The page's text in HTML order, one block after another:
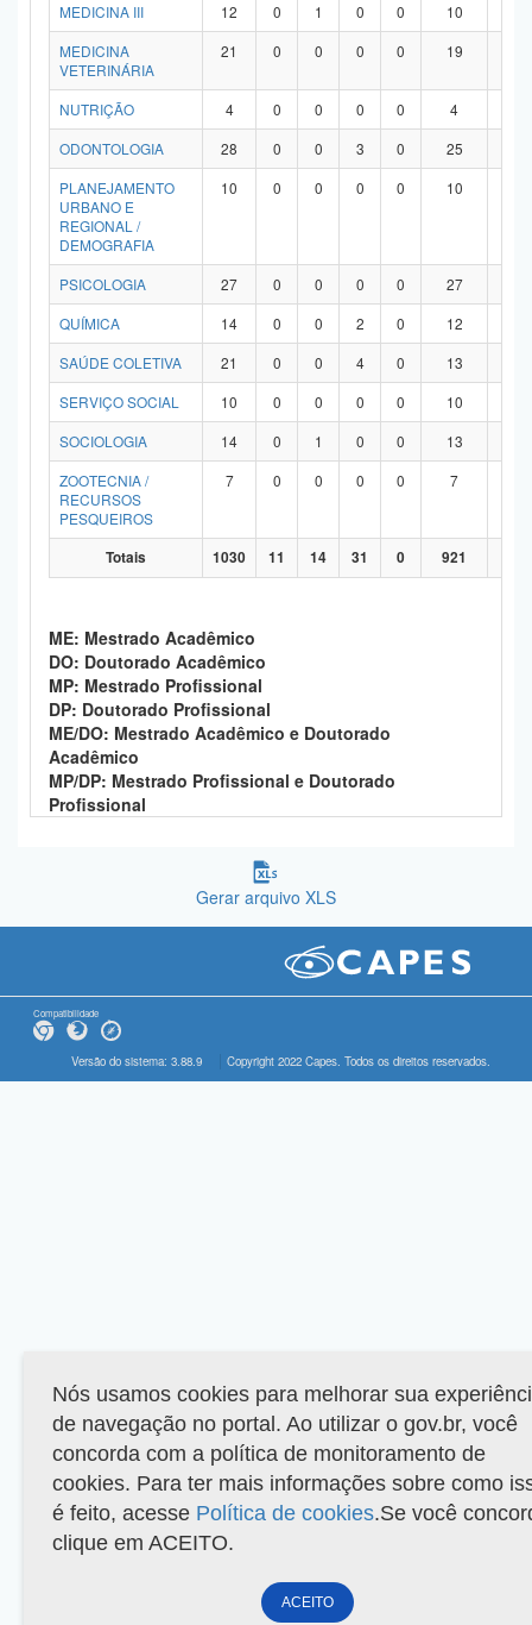
MEDICINA III
12 0 1 0 0 10
MEDICINA
VETERINÁRIA
21 0 0 0 0 19
NUTRIÇÃO 4 0 0 0 0 4
ODONTOLOGIA
28 0 0 3 0 25
PLANEJAMENTO
URBANO E
REGIONAL /
DEMOGRAFIA
10 0 0 0 0 10
PSICOLOGIA 27 0 0 0 0 27
QUÍMICA
14 0 0 2 0 12
SAÚDE COLETIVA
21 0 0 4 0 13
SERVIÇO SOCIAL
10 0 0 0 0 10
SOCIOLOGIA
14 0 1 0 0 13
ZOOTECNIA /
RECURSOS
PESQUEIROS
7 0 0 0 0 7
Totais 1030 11 14 31 0 921
ME: Mestrado Acadêmico
DO: Doutorado Acadêmico
MP: Mestrado Profissional
DP: Doutorado Profissional
ME/DO: Mestrado Acadêmico e Doutorado
Acadêmico
MP/DP: Mestrado Profissional e Doutorado
Profissional
Gerar arquivo XLS
Compatibilidade
Versão do sistema: 3.88.9 Copyright 2022 Capes. Todos os direitos reservados.
Nós usamos cookies para melhorar sua
de navegação no portal. Ao utilizar o gov.br, você
concorda com a política de monitoramento de
cookies. Para ter mais informações sobre como
é feito, acesse Política de cookies.Se você
clique em ACEITO.
ACEITO